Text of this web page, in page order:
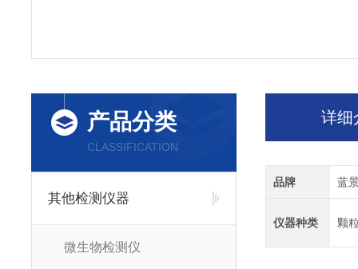
产品分类
CLASSIFICATION
其他检测仪器
微生物检测仪
详细
品牌 蓝
仪器种类 颗